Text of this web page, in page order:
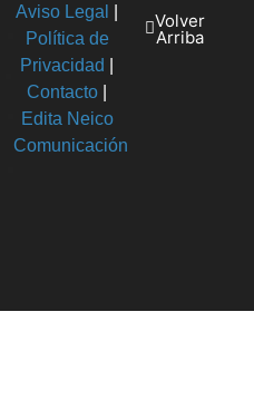
Aviso Legal
Política de
Privacidad
Contacto
Edita Neico
Comunicación
Volver
Arriba